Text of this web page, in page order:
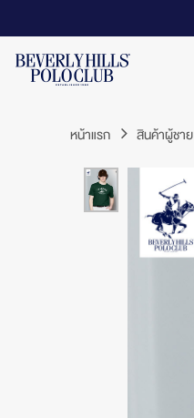
หน้าแรก สินค้าผู้ชาย